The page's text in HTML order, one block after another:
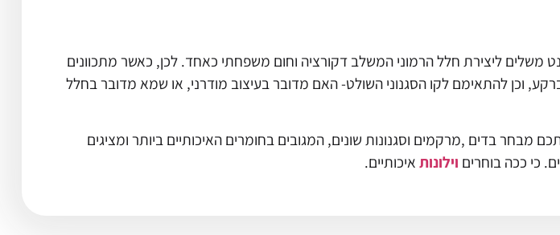
משלים ליצירת חלל הרמוני המשלב דקורציה וחום משפחתי כאחד. לכן, כאשר מתכוונים
וכן להתאימם לקו הסגנוני השולט- האם מדובר בעיצוב מודרני, או שמא מדובר בחלל
בדים ,מרקמים וסגנונות שונים, המגובים בחומרים האיכותיים ביותר ומציגים
כי ככה בוחרים וילונותאיכותיים.